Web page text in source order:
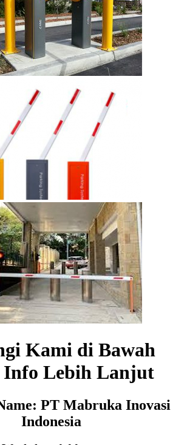
Kami di Bawah
Lebih Lanjut
PT Mabruka Inovasi
Indonesia